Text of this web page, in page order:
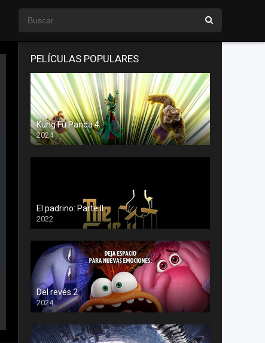
PELÍCULAS POPULARES
Kung Fu Panda 4
2024
El padrino: Parte II
2022
Del revés 2
2024